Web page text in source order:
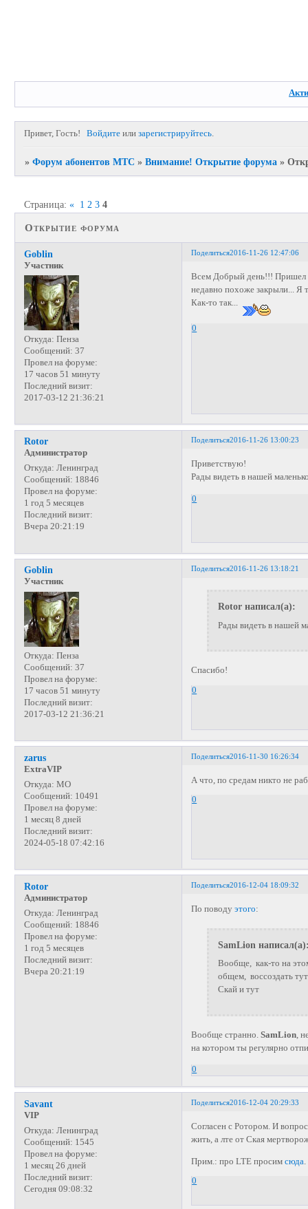
Привет, Гость! Войдите илизарегистрируйтесь.
»Форум абонентов МТС »Внимание! Открытие форума »
Открытие форума
Страница:« 1 2 3 4
Поделиться2016-11-26 12:47:06
Goblin
Участник
Откуда: Пенза
Сообщений: 37
Провел на форуме:
17 часов 51 минуту
Последний визит:
2017-03-12 21:36:21
Всем Добрый день!!! Пришел
недавно похоже закрыли... Я
Как-то так...
0
Поделиться2016-11-26 13:00:23
Rotor
Администратор
Откуда: Ленинград
Сообщений: 18846
Провел на форуме:
1 год 5 месяцев
Последний визит:
Вчера 20:21:19
Приветствую!
Рады видеть в нашей
0
Поделиться2016-11-26 13:18:21
Goblin
Участник
Откуда: Пенза
Сообщений: 37
Провел на форуме:
17 часов 51 минуту
Последний визит:
2017-03-12 21:36:21
Rotor написал(а):
Рады видеть в нашей
Спасибо!
0
Поделиться2016-11-30 16:26:34
zarus
ExtraVIP
Откуда: МО
Сообщений: 10491
Провел на форуме:
1 месяц 8 дней
Последний визит:
2024-05-18 07:42:16
А что, по средам никто не
0
Поделиться2016-12-04 18:09:32
Rotor
Администратор
Откуда: Ленинград
Сообщений: 18846
Провел на форуме:
1 год 5 месяцев
Последний визит:
Вчера 20:21:19
По поводуэтого:
SamLion
Вообще, как-то на
общем, воссоздать
Скай и тут
Вообще странно.SamLion ,
на котором ты регулярно
0
Поделиться2016-12-04 20:29:33
Savant
VIP
Откуда: Ленинград
Сообщений: 1545
Провел на форуме:
1 месяц 26 дней
Последний визит:
Сегодня 09:08:32
Согласен с Ротором. И
жить, а лте от Ская
Прим.: про LTE просимсюда
0